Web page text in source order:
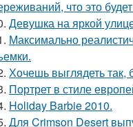
что это
Девушка на яркой
Максимально
Хочешь выглядеть так,
Портрет в стиле
Holiday Barbie 2010.
Для Crimson Desert